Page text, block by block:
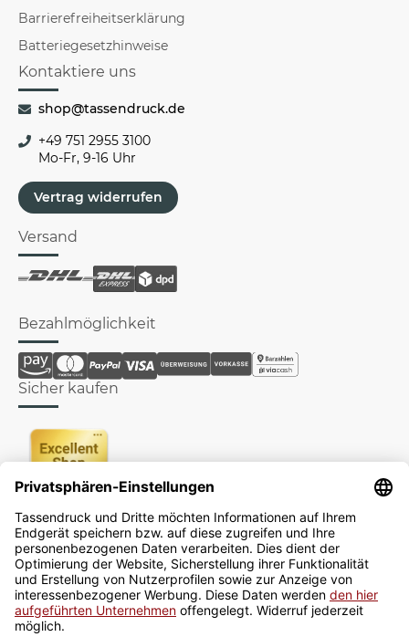
Barrierefreiheitserklärung
Batteriegesetzhinweise
Kontaktiere uns
shop@tassendruck.de
+49 751 2955 3100
Mo-Fr, 9-16 Uhr
Vertrag widerrufen
Versand
Bezahlmöglichkeit
Sicher kaufen
Newsletter